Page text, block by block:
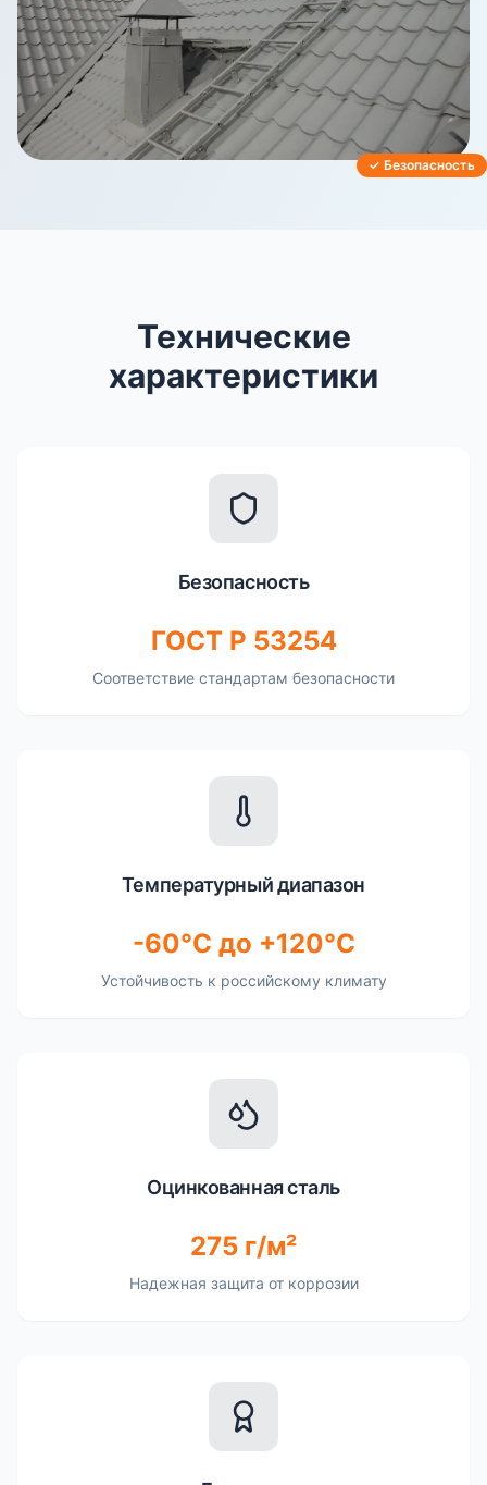
✓ Безопасность
Технические
характеристики
Безопасность
ГОСТ Р 53254
Соответствие стандартам безопасности
Температурный диапазон
-60°C до +120°C
Устойчивость к российскому климату
Оцинкованная сталь
275 г/м²
Надежная защита от коррозии